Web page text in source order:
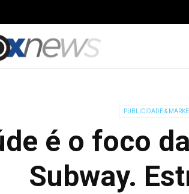
PUBLICIDADE &
é o foco
Subway.